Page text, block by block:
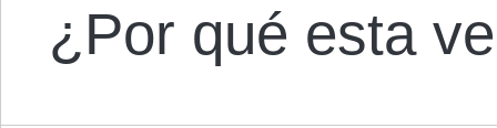
¿Por qué esta